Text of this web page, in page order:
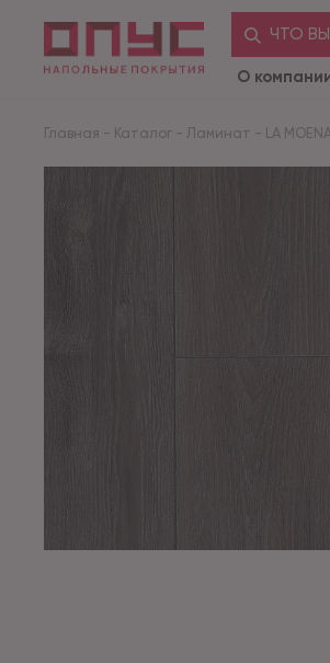
ЧТО
О
Главная - Каталог - Ламинат - LA